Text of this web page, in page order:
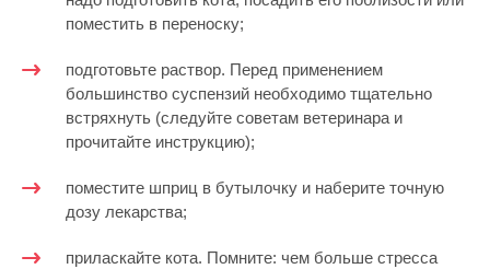
поместить в переноску;
подготовьте раствор. Перед применением
большинство суспензий необходимо тщательно
встряхнуть (следуйте советам ветеринара и
прочитайте инструкцию);
поместите шприц в бутылочку и наберите точную
дозу лекарства;
приласкайте кота. Помните: чем больше стресса